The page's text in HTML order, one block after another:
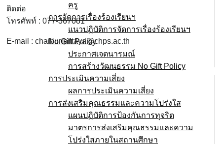
ครู
การจัดการเรื่องร้องเรียนฯ
แนวปฏิบัติการจัดการเรื่องร้องเรียนฯ
No Gift Policy
ประกาศเจตนารมณ์
การสร้างวัฒนธรรม No Gift Policy
การประเมินความเสี่ยง
ผลการประเมินความเสี่ยง
การส่งเสริมคุณธรรมและความโปร่งใส
แผนปฏิบัติการป้องกันการทุจริต
มาตรการส่งเสริมคุณธรรมเเละความ
โปร่งใสภายในสถานศึกษา
ติดต่อ
โทรศัพท์ : 077-367081
E-mail : chaiburipittaya@chps.ac.th